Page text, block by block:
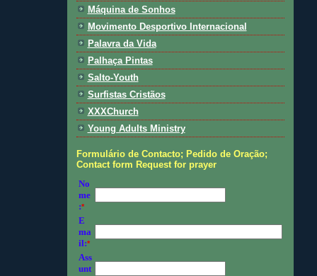
Máquina de Sonhos
Movimento Desportivo Internacional
Palavra da Vida
Palhaça Pintas
Salto-Youth
Surfistas Cristãos
XXXChurch
Young Adults Ministry
Formulário de Contacto; Pedido de Oração;
Contact form Request for prayer
No
me
:*
E
ma
il:*
Ass
unt